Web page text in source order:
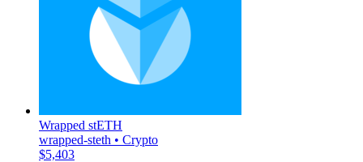
Wrapped stETH
wrapped-steth • Crypto
$5,403